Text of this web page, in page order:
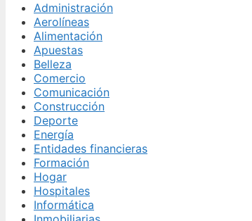
Administración
Aerolíneas
Alimentación
Apuestas
Belleza
Comercio
Comunicación
Construcción
Deporte
Energía
Entidades financieras
Formación
Hogar
Hospitales
Informática